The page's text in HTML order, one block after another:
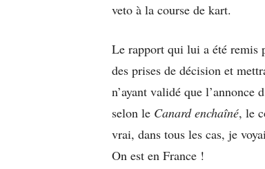
veto à la course de kart.
Le rapport qui lui a été remis
des prises de décision et
n’ayant validé que
selon le Canard enchaîné, le
vrai, dans tous les cas, je
On est en France !